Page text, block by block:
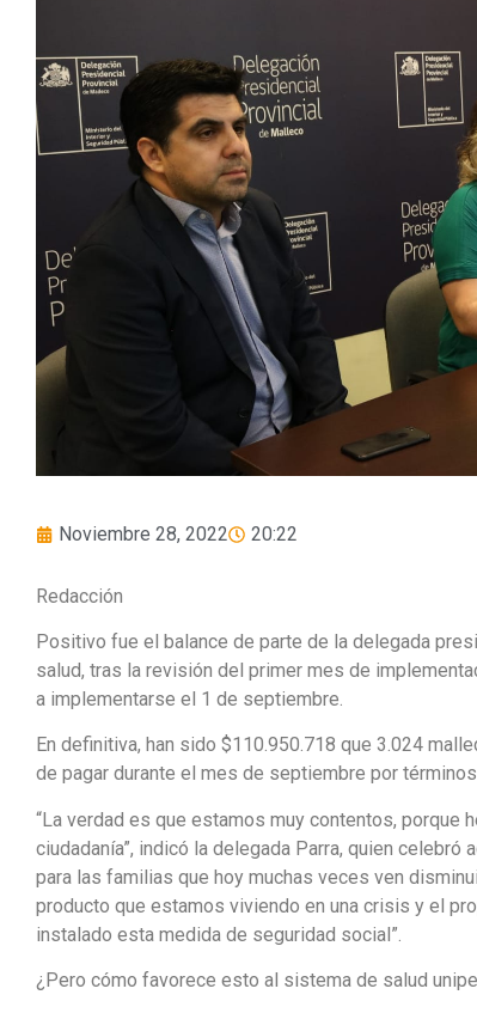
Noviembre 28, 2022 20:22
Redacción
Positivo fue el balance de parte de la delegada
salud, tras la revisión del primer mes de
a implementarse el 1 de septiembre.
En definitiva, han sido $110.950.718 que 3.024
de pagar durante el mes de septiembre por
“La verdad es que estamos muy contentos,
ciudadanía”, indicó la delegada Parra, quien
para las familias que hoy muchas veces ven
producto que estamos viviendo en una crisis y el
instalado esta medida de seguridad social”.
¿Pero cómo favorece esto al sistema de salud